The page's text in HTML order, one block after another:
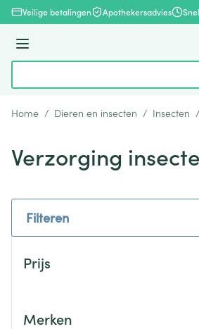
Ga naar de inhoud
Veilige betalingen Apothekersadvies
Menu
Home / Dieren en insecten / Insecten /
Verzorging
Filteren
Prijs
Merken